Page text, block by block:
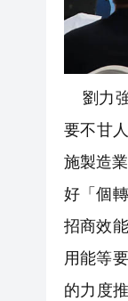
劉力強
要不甘
施製造
好「個
招商效
用能等
的力度